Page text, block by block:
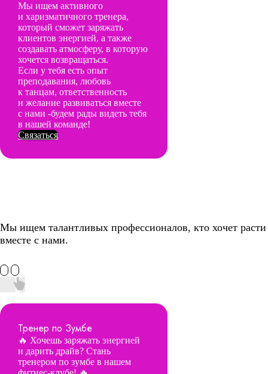
Мы ищем активного
и харизматичного тренера,
который сможет заряжать
клиентов энергией, а также
создавать атмосферу, в которую
хочется возвращаться.
Если у тебя есть опыт
преподавания, любовь
к танцам, ответственность
и желание развиваться вместе
с нами -будем рады видеть тебя
в нашей команде!
Связаться
Мы ищем талантливых профессионалов, кто хочет расти
вместе с нами.
Тренер по Зумбе
🔥 Хочешь заряжать энергией
и дарить драйв? Стань
тренером по зумбе в нашем